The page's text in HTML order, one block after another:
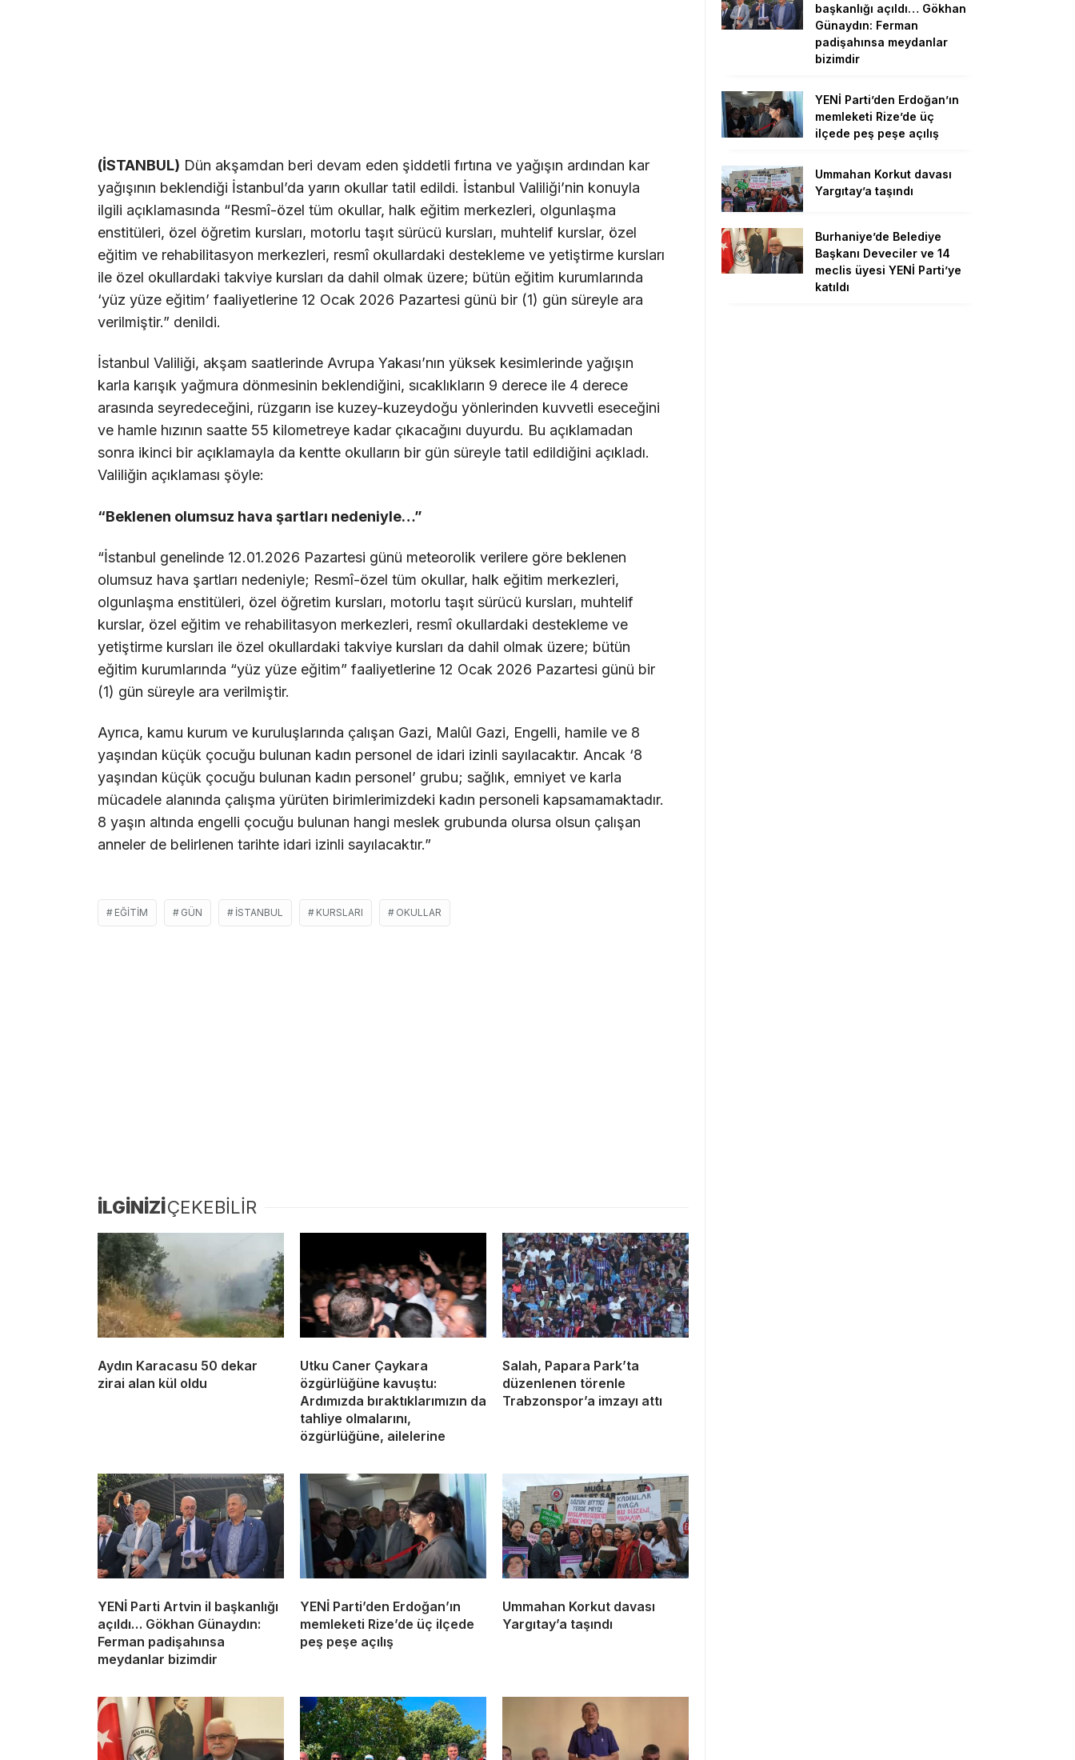
(İSTANBUL) Dün akşamdan beri devam eden şiddetli fırtına ve yağışın ardından kar
yağışının beklendiği İstanbul’da yarın okullar tatil edildi. İstanbul Valiliği’nin konuyla
ilgili açıklamasında “Resmî-özel tüm okullar, halk eğitim merkezleri, olgunlaşma
enstitüleri, özel öğretim kursları, motorlu taşıt sürücü kursları, muhtelif kurslar, özel
eğitim ve rehabilitasyon merkezleri, resmî okullardaki destekleme ve yetiştirme kursları
ile özel okullardaki takviye kursları da dahil olmak üzere; bütün eğitim kurumlarında
‘yüz yüze eğitim’ faaliyetlerine 12 Ocak 2026 Pazartesi günü bir (1) gün süreyle ara
verilmiştir.” denildi.
İstanbul Valiliği, akşam saatlerinde Avrupa Yakası’nın yüksek kesimlerinde yağışın
karla karışık yağmura dönmesinin beklendiğini, sıcaklıkların 9 derece ile 4 derece
arasında seyredeceğini, rüzgarın ise kuzey-kuzeydoğu yönlerinden kuvvetli eseceğini
ve hamle hızının saatte 55 kilometreye kadar çıkacağını duyurdu. Bu açıklamadan
sonra ikinci bir açıklamayla da kentte okulların bir gün süreyle tatil edildiğini açıkladı.
Valiliğin açıklaması şöyle:
“Beklenen olumsuz hava şartları nedeniyle…”
“İstanbul genelinde 12.01.2026 Pazartesi günü meteorolik verilere göre beklenen
olumsuz hava şartları nedeniyle; Resmî-özel tüm okullar, halk eğitim merkezleri,
olgunlaşma enstitüleri, özel öğretim kursları, motorlu taşıt sürücü kursları, muhtelif
kurslar, özel eğitim ve rehabilitasyon merkezleri, resmî okullardaki destekleme ve
yetiştirme kursları ile özel okullardaki takviye kursları da dahil olmak üzere; bütün
eğitim kurumlarında “yüz yüze eğitim” faaliyetlerine 12 Ocak 2026 Pazartesi günü bir
(1) gün süreyle ara verilmiştir.
Ayrıca, kamu kurum ve kuruluşlarında çalışan Gazi, Malûl Gazi, Engelli, hamile ve 8
yaşından küçük çocuğu bulunan kadın personel de idari izinli sayılacaktır. Ancak ‘8
yaşından küçük çocuğu bulunan kadın personel’ grubu; sağlık, emniyet ve karla
mücadele alanında çalışma yürüten birimlerimizdeki kadın personeli kapsamamaktadır.
8 yaşın altında engelli çocuğu bulunan hangi meslek grubunda olursa olsun çalışan
anneler de belirlenen tarihte idari izinli sayılacaktır.”
EĞITIM GÜN İSTANBUL KURSLARI OKULLAR
İLGİNİZİÇEKEBİLİR
Aydın Karacasu 50 dekar
zirai alan kül oldu
Utku Caner Çaykara
özgürlüğüne kavuştu:
Ardımızda bıraktıklarımızın da
tahliye olmalarını,
özgürlüğüne, ailelerine
Salah, Papara Park’ta
düzenlenen törenle
Trabzonspor’a imzayı attı
YENİ Parti Artvin il başkanlığı
açıldı… Gökhan Günaydın:
Ferman padişahınsa
meydanlar bizimdir
YENİ Parti’den Erdoğan’ın
memleketi Rize’de üç ilçede
peş peşe açılış
Ummahan Korkut davası
Yargıtay’a taşındı
başkanlığı açıldı… Gökhan
Günaydın: Ferman
padişahınsa meydanlar
bizimdir
YENİ Parti’den Erdoğan’ın
memleketi Rize’de üç
ilçede peş peşe açılış
Ummahan Korkut davası
Yargıtay’a taşındı
Burhaniye’de Belediye
Başkanı Deveciler ve 14
meclis üyesi YENİ Parti’ye
katıldı